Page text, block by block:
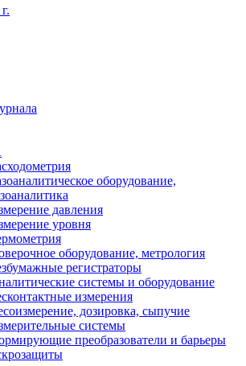
оборудование,
давления
уровня
оборудование, метрология
регистраторы
системы и оборудование
измерения
дозировка, сыпучие
системы
преобразователи и барьеры